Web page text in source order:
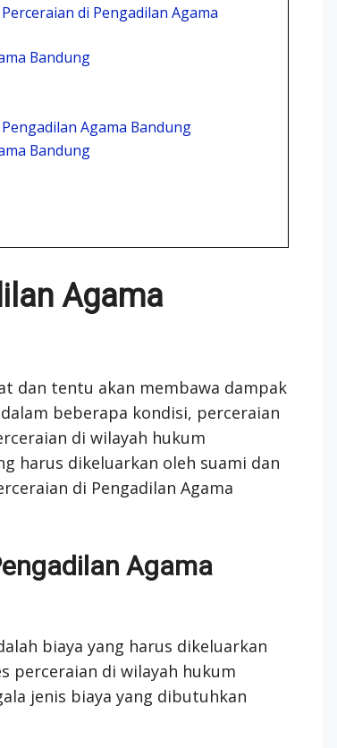
di Pengadilan Agama
Bandung
Agama Bandung
Bandung
Agama
dan tentu akan membawa dampak
beberapa kondisi, perceraian
di wilayah hukum
harus dikeluarkan oleh suami dan
di Pengadilan Agama
Agama
biaya yang harus dikeluarkan
perceraian di wilayah hukum
jenis biaya yang dibutuhkan